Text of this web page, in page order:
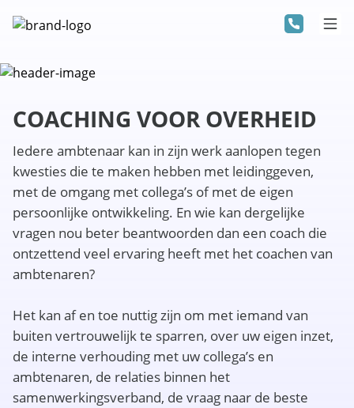
COACHING VOOR OVERHEID
Iedere ambtenaar kan in zijn werk aanlopen tegen
kwesties die te maken hebben met leidinggeven,
met de omgang met collega’s of met de eigen
persoonlijke ontwikkeling. En wie kan dergelijke
vragen nou beter beantwoorden dan een coach die
ontzettend veel ervaring heeft met het coachen van
ambtenaren?
Het kan af en toe nuttig zijn om met iemand van
buiten vertrouwelijk te sparren, over uw eigen inzet,
de interne verhouding met uw collega’s en
ambtenaren, de relaties binnen het
samenwerkingsverband, de vraag naar de beste